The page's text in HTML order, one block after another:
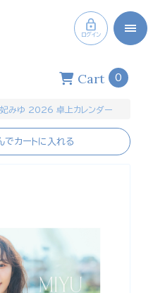
ログイン
Cart 0
みゆ 2026 卓上カレンダー
でカートに入れる